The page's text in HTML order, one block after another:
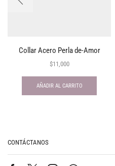
Collar Acero Perla de-Amor
$11,000
AÑADIR AL CARRITO
CONTÁCTANOS